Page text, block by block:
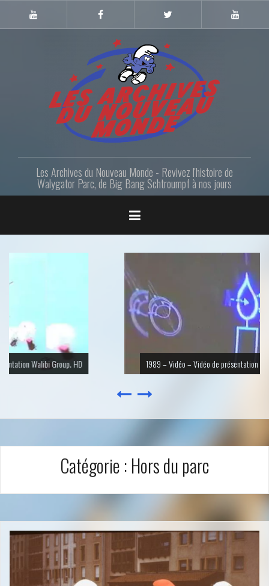
content
Youtube
Gazette
Facebook
Youtube
LANM
Les Archives du Nouveau Monde - Revivez l'histoire de
Walygator Parc, de Big Bang Schtroumpf à nos jours
1989 – Vidéo – Vidéo de présentation Big Bang Schtroumpf. HD
Catégorie : Hors du parc